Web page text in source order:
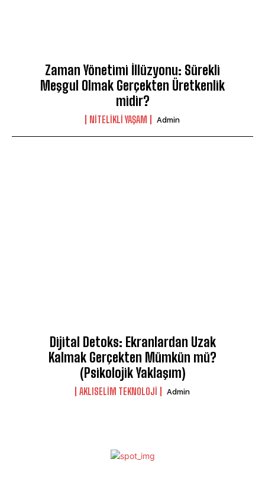
Zaman Yönetimi İllüzyonu: Sürekli
Meşgul Olmak Gerçekten Üretkenlik
midir?
NITELIKLI YAŞAM Admin
Dijital Detoks: Ekranlardan Uzak
Kalmak Gerçekten Mümkün mü?
(Psikolojik Yaklaşım)
AKLISELIM TEKNOLOJI Admin